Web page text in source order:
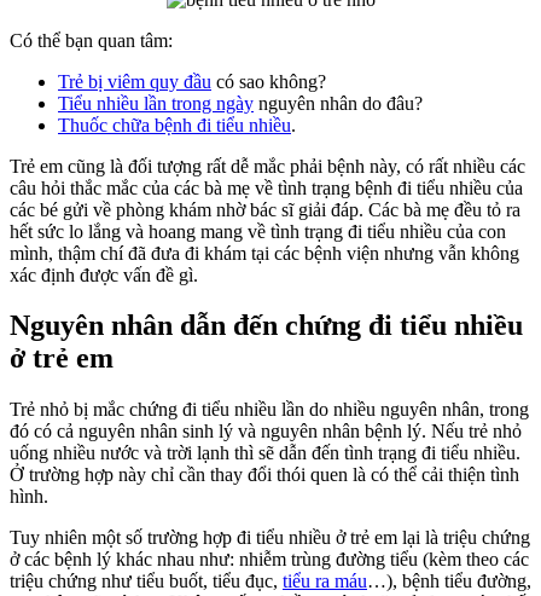
Có thể bạn quan tâm:
Trẻ bị viêm quy đầu có sao không?
Tiểu nhiều lần trong ngày nguyên nhân do đâu?
Thuốc chữa bệnh đi tiểu nhiều.
Trẻ em cũng là đối tượng rất dễ mắc phải bệnh này, có rất nhiều các
câu hỏi thắc mắc của các bà mẹ về tình trạng bệnh đi tiểu nhiều của
các bé gửi về phòng khám nhờ bác sĩ giải đáp. Các bà mẹ đều tỏ ra
hết sức lo lắng và hoang mang về tình trạng đi tiểu nhiều của con
mình, thậm chí đã đưa đi khám tại các bệnh viện nhưng vẫn không
xác định được vấn đề gì.
Nguyên nhân dẫn đến chứng đi tiểu nhiều
ở trẻ em
Trẻ nhỏ bị mắc chứng đi tiểu nhiều lần do nhiều nguyên nhân, trong
đó có cả nguyên nhân sinh lý và nguyên nhân bệnh lý. Nếu trẻ nhỏ
uống nhiều nước và trời lạnh thì sẽ dẫn đến tình trạng đi tiểu nhiều.
Ở trường hợp này chỉ cần thay đổi thói quen là có thể cải thiện tình
hình.
Tuy nhiên một số trường hợp đi tiểu nhiều ở trẻ em lại là triệu chứng
ở các bệnh lý khác nhau như: nhiễm trùng đường tiểu (kèm theo các
triệu chứng như tiểu buốt, tiểu đục, tiểu ra máu…), bệnh tiểu đường,